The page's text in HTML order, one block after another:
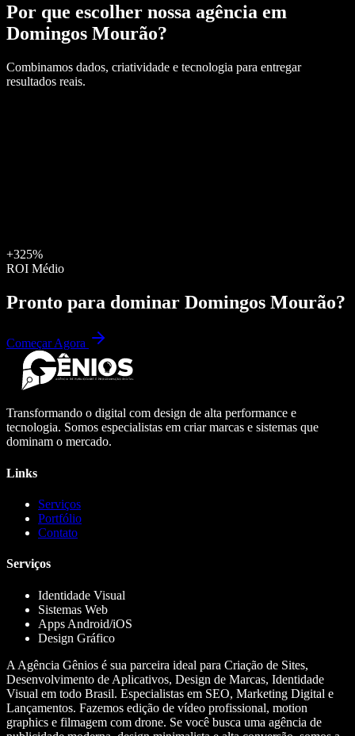
Por que escolher nossa agência em
Domingos Mourão?
Combinamos dados, criatividade e tecnologia para entregar
resultados reais.
+325%
ROI Médio
Pronto para dominar Domingos Mourão?
Começar Agora
Transformando o digital com design de alta performance e
tecnologia. Somos especialistas em criar marcas e sistemas que
dominam o mercado.
Links
Serviços
Portfólio
Contato
Serviços
Identidade Visual
Sistemas Web
Apps Android/iOS
Design Gráfico
A Agência Gênios é sua parceira ideal para Criação de Sites,
Desenvolvimento de Aplicativos, Design de Marcas, Identidade
Visual em todo Brasil. Especialistas em SEO, Marketing Digital e
Lançamentos. Fazemos edição de vídeo profissional, motion
graphics e filmagem com drone. Se você busca uma agência de